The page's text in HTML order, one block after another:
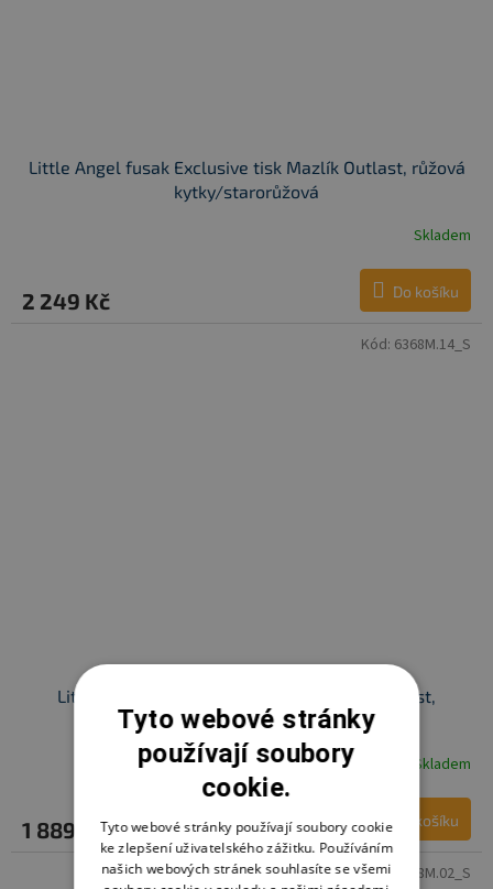
Little Angel fusak Exclusive tisk Mazlík Outlast, růžová
kytky/starorůžová
Skladem
2 249 Kč Do košíku
Little Angel fusak Exclusive tisk Mazlík Outlast,
černošedá/sv.šedá
Skladem
1 889 Kč Do košíku
Kód: 6368M.14_S
Kód: 6368M.02_S
Tyto webové stránky
používají soubory
cookie.
Tyto webové stránky používají soubory cookie
ke zlepšení uživatelského zážitku. Používáním
našich webových stránek souhlasíte se všemi